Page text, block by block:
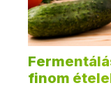
finom